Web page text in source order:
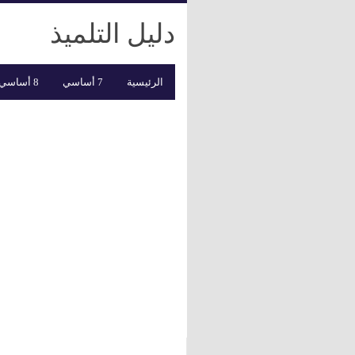
دليل التلميذ
الرئيسية 7 أساسي 8 أساسي